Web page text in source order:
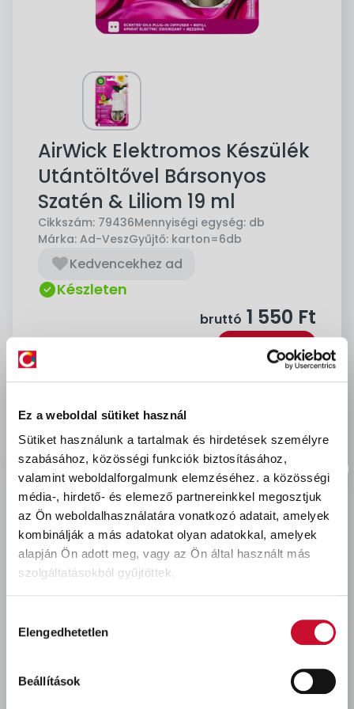
Ez a weboldal sütiket használ
Sütiket használunk a tartalmak és hirdetések személyre
szabásához, közösségi funkciók biztosításához,
valamint weboldalforgalmunk elemzéséhez. a közösségi
média-, hirdető- és elemező partnereinkkel megosztjuk
az Ön weboldalhasználatára vonatkozó adatait, amelyek
kombinálják a más adatokat olyan adatokkal, amelyek
alapján Ön adott meg, vagy az Ön által használt más
szolgáltatásokból gyűjtöttek.
kiválasztása
Elengedhetetlen
Beállítások
AirWick Elektromos Készülék
Utántöltővel Bársonyos
Szatén & Liliom 19 ml
Cikkszám: 79436Mennyiségi egység: db
Márka: Ad-VeszGyűjtő: karton=6db
Kedvencekhez ad
Készleten
bruttó 1 550 Ft
Kosárba
Személyes átvétel:
Utoljára megtekintett termékek